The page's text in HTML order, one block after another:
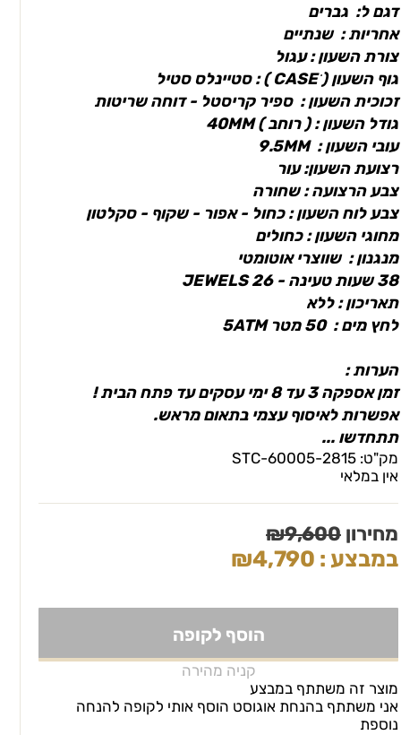
דגם ל: גברים
אחריות : שנתיים
צורת השעון : עגול
גוף השעון ( CASEׂ ) : סטיינלס סטיל
זכוכית השעון : ספיר קריסטל - דוחה שריטות
גודל השעון : ( רוחב ) 40MM
עובי השעון : 9.5MM
רצועת השעון: עור
צבע הרצועה : שחורה
צבע לוח השעון : כחול - אפור - שקוף - סקלטון
מחוגי השעון : כחולים
מנגנון : שווצרי אוטומטי
38 שעות טעינה - 26 JEWELS
תאריכון : ללא
לחץ מים : 50 מטר 5ATM
הערות :
זמן אספקה 3 עד 8 ימי עסקים עד פתח הבית !
אפשרות לאיסוף עצמי בתאום מראש.
תתחדשו ...
מק"ט: 2815-STC-60005
אין במלאי
מחירון ₪9,600
במבצע : ₪4,790
הוסף לקופה
קניה מהירה
מוצר זה משתתף במבצע
אני משתתף בהנחת אוגוסט הוסף אותי לקופה להנחה
נוספת